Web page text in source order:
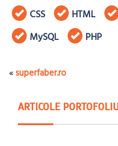
CSS HTML
MySQL
PHP
«superfaber.ro
ARTICOLE